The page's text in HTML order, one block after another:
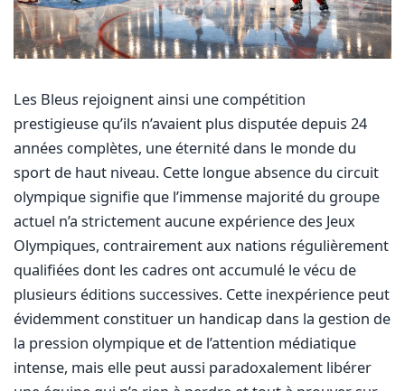
Les Bleus rejoignent ainsi une compétition
prestigieuse qu’ils n’avaient plus disputée depuis 24
années complètes, une éternité dans le monde du
sport de haut niveau. Cette longue absence du circuit
olympique signifie que l’immense majorité du groupe
actuel n’a strictement aucune expérience des Jeux
Olympiques, contrairement aux nations régulièrement
qualifiées dont les cadres ont accumulé le vécu de
plusieurs éditions successives. Cette inexpérience peut
évidemment constituer un handicap dans la gestion de
la pression olympique et de l’attention médiatique
intense, mais elle peut aussi paradoxalement libérer